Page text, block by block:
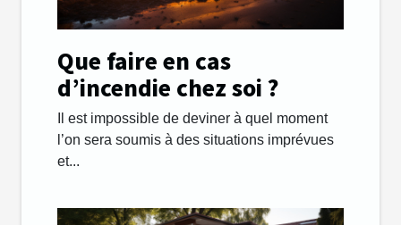
Que faire en cas
d’incendie chez soi ?
Il est impossible de deviner à quel moment
l’on sera soumis à des situations imprévues
et...